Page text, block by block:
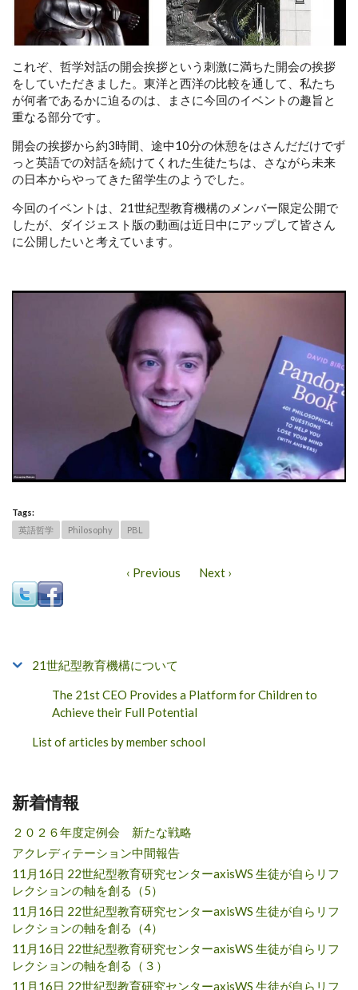
これぞ、哲学対話の開会挨拶という刺激に満ちた開会の挨拶
をしていただきました。東洋と西洋の比較を通して、私たち
が何者であるかに迫るのは、まさに今回のイベントの趣旨と
重なる部分です。
開会の挨拶から約3時間、途中10分の休憩をはさんだだけでず
っと英語での対話を続けてくれた生徒たちは、さながら未来
の日本からやってきた留学生のようでした。
今回のイベントは、21世紀型教育機構のメンバー限定公開で
したが、ダイジェスト版の動画は近日中にアップして皆さん
に公開したいと考えています。
Tags:
英語哲学
Philosophy PBL
‹ Previous Next ›
21世紀型教育機構について
The 21st CEO Provides a Platform for Children to
Achieve their Full Potential
List of articles by member school
新着情報
２０２６年度定例会 新たな戦略
アクレディテーション中間報告
11月16日 22世紀型教育研究センターaxisWS 生徒が自らリフ
レクションの軸を創る（5）
11月16日 22世紀型教育研究センターaxisWS 生徒が自らリフ
レクションの軸を創る（4）
11月16日 22世紀型教育研究センターaxisWS 生徒が自らリフ
レクションの軸を創る（３）
11月16日 22世紀型教育研究センターaxisWS 生徒が自らリフ